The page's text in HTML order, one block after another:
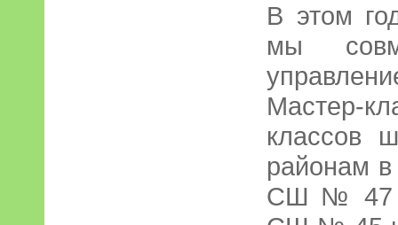
В этом
мы
Мастер-
классов
районам
СШ № 47